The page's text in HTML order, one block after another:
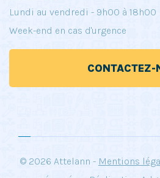
Lundi au vendredi - 9h00 à 18h00
Week-end en cas d'urgence
CONTACTEZ-
© 2026 Attelann - Mentions